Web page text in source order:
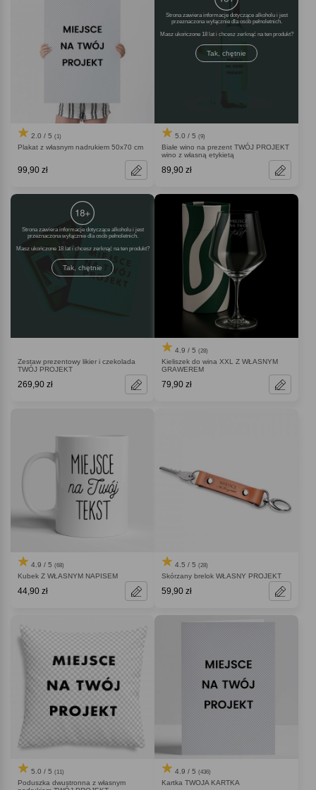
2.0 / 5 (1)
Plakat z własnym nadrukiem 50x70 cm
99,90 zł
Strona zawiera informacje dotyczące alkoholu i jest
przeznaczona wyłącznie dla osób pełnoletnich.
Masz ukończone 18 lat i chcesz zerknąć na ten produkt
Tak, chętnie
5.0 / 5 (9)
Białe wino na prezent TWÓJ PROJEKT
wino z własną etykietą
89,90 zł
Strona zawiera informacje dotyczące alkoholu i jest
przeznaczona wyłącznie dla osób pełnoletnich.
Masz ukończone 18 lat i chcesz zerknąć na ten produkt
Tak, chętnie
Zestaw prezentowy likier i czekolada
TWÓJ PROJEKT
269,90 zł
4.9 / 5 (28)
Kieliszek do wina XXL Z WŁASNYM
GRAWEREM
79,90 zł
4.9 / 5 (68)
Kubek Z WŁASNYM NAPISEM
44,90 zł
4.5 / 5 (28)
Skórzany brelok WŁASNY PROJEKT
59,90 zł
5.0 / 5 (11)
Poduszka dwustronna z własnym
4.9 / 5 (436)
Kartka TWOJA KARTKA